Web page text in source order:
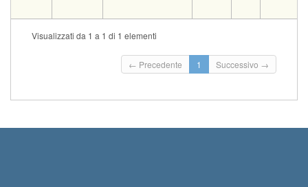
Tipo Data e ora Sede
Termine
aula CIS_3_2 0
Inizio
Visualizzati da 1 a 1 di 1 elementi
← Precedente 1 Successivo →